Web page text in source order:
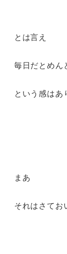
とは言え
毎日だとめん
という感はあ
まあ
それはさてお